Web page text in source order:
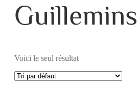
Guillemins
Voici le seul résultat